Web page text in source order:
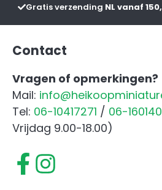
Gratis verzending NL vanaf
Contact
Vragen of opmerkingen?
Mail:
Tel: 06-10417271 / 06-
Vrijdag 9.00-18.00)